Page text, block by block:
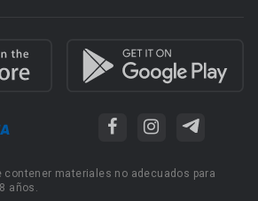
contener materiales no adecuados para
años.